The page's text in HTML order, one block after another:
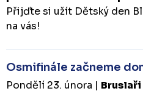
Přijďte si užít Dětský den
na vás!
Osmifinále začneme
Pondělí 23. února | Bruslaři